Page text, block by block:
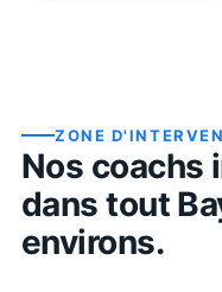
ZONE
Nos coachs
dans tout
environs.